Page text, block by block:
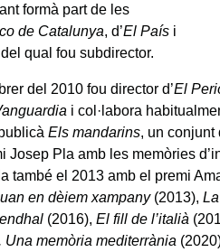
formà part de les
de Catalunya, d’El País i
del qual fou subdirector.
del 2010 fou director d’El
i col·labora
Els mandarins, un conjunt
Josep Pla amb les memòries
també el 2013 amb el premi
en dèiem xampany(2013),
(2016),El fill de l’italià
Una memòria mediterrània